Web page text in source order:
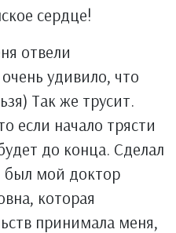
сердце!
отвели
удивило, что
Так же трусит.
если начало трясти
до конца. Сделал
был мой доктор
которая
принимала меня,